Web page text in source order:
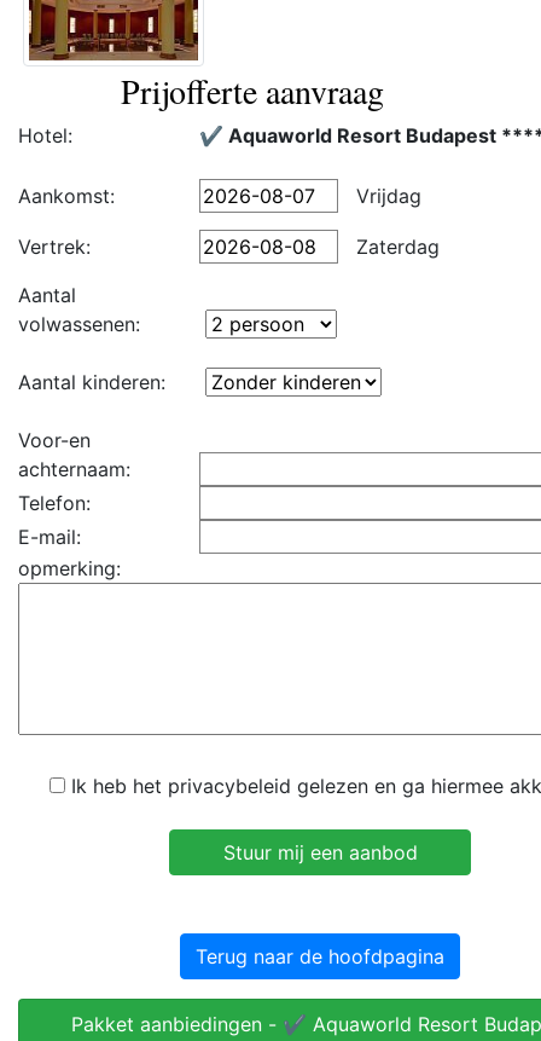
Prijofferte aanvraag
Hotel: ✔️ Aquaworld Resort Budapest
Aankomst: Vrijdag
Vertrek:
Zaterdag
Aantal
volwassenen:
Aantal kinderen:
Voor-en
achternaam:
Telefon:
E-mail:
opmerking:
Ik heb het privacybeleid gelezen en ga hiermee
Terug naar de hoofdpagina
Pakket aanbiedingen - ✔️ Aquaworld Resort